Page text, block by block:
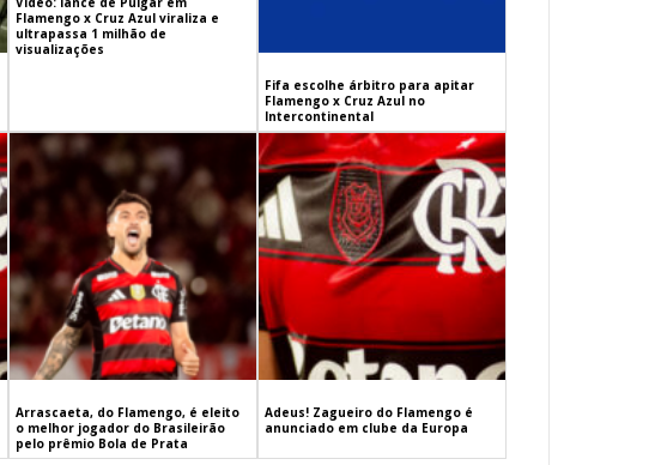
Flamengo x Cruz Azul viraliza e
ultrapassa 1 milhão de
visualizações
Fifa escolhe árbitro para apitar
Flamengo x Cruz Azul no
Intercontinental
Arrascaeta, do Flamengo, é eleito
o melhor jogador do Brasileirão
pelo prêmio Bola de Prata
Adeus! Zagueiro do Flamengo é
anunciado em clube da Europa